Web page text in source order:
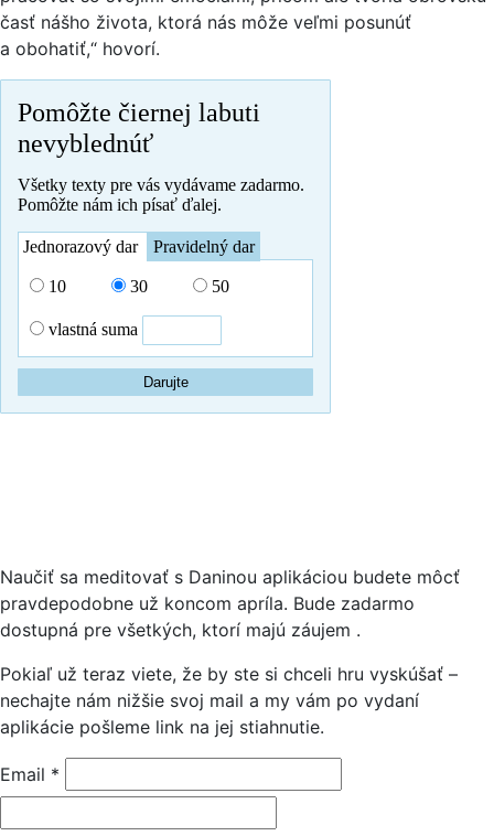
časť nášho života, ktorá nás môže veľmi posunúť
a obohatiť,“ hovorí.
Naučiť sa meditovať s Daninou aplikáciou budete môcť
pravdepodobne už koncom apríla. Bude zadarmo
dostupná pre všetkých, ktorí majú záujem .
Pokiaľ už teraz viete, že by ste si chceli hru vyskúšať –
nechajte nám nižšie svoj mail a my vám po vydaní
aplikácie pošleme link na jej stiahnutie.
Email *